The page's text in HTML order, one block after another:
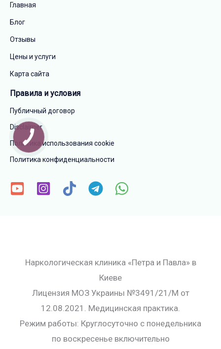
Главная
Блог
Отзывы
Цены и услуги
Карта сайта
Правила и условия
Публичный договор
Disclaimer
Политика использования cookie
Политика конфиденциальности
Наркологическая клиника «Петра и Павла» в
Киеве
Лицензия МОЗ Украины №3491/21/М от
12.08.2021. Медицинская практика.
Режим работы: Круглосуточно с понедельника
по воскресенье включительно